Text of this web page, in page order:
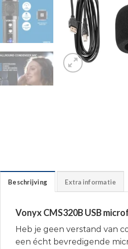
Beschrijving Extra informatie
Vonyx CMS320B USB
Heb je geen verstand van
een écht bevredigende